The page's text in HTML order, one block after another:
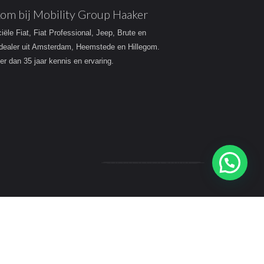
bij Mobility Group Haaker
Fiat, Fiat Professional, Jeep, Brute en
uit Amsterdam, Heemstede en Hillegom.
dan 35 jaar kennis en ervaring.